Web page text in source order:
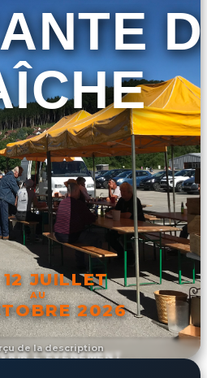
de la description
JUILLET
AU
2026
L'ÉVÉNEMENT